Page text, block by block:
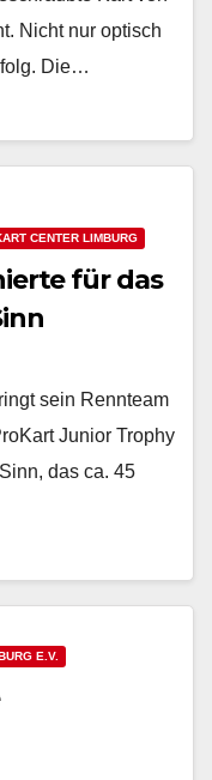
Nicht nur optisch
Die…
CENTER LIMBURG
für das
sein Rennteam
Junior Trophy
das ca. 45
E.V.